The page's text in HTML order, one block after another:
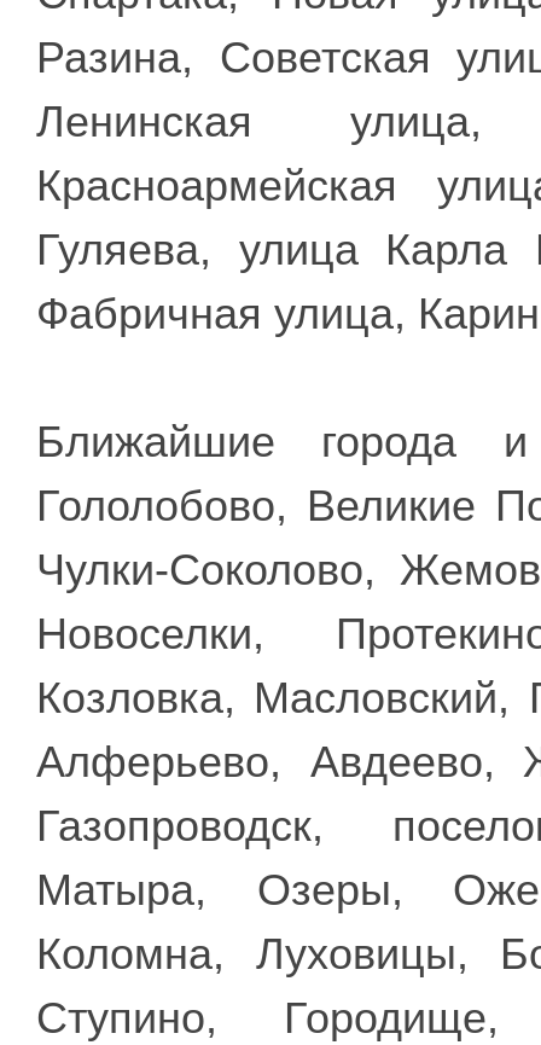
Разина, Советская
Ленинская улица,
Красноармейская
Гуляева, улица Карла
Фабричная улица,
Ближайшие города
Гололобово, Великие
Чулки-Соколово,
Новоселки,
Козловка,
Алферьево, Авдеево,
Газопроводск,
Матыра, Озеры,
Коломна, Луховицы,
Ступино, Городище,